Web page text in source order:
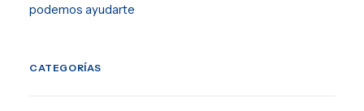
podemos ayudarte
CATEGORÍAS